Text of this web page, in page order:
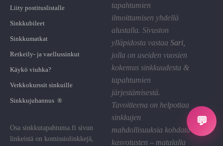
💬
Liity postituslistalle
Sinkkubileet
Sinkkumatkat
Retkeily- ja vaellussinkut
Käykö viuhka?
Verkkokurssit sinkuille
Sinkkujuhannus ®
Osa sinkkutapahtuma.fi sivun
linkeistä on komissiolinkkejä,
tapahtumien
ilmoittamisen yhdellä
alustalla. Sivuston
ylläpidosta vastaa Sari
jolla on useiden vuosien
kokemus sinkkuudesta &
tapahtumien
järjestämisestä.
Tavoitteena on helpottaa
sinkkujen
mahdollisuuksia kohdata
kasvotusten – matalalla